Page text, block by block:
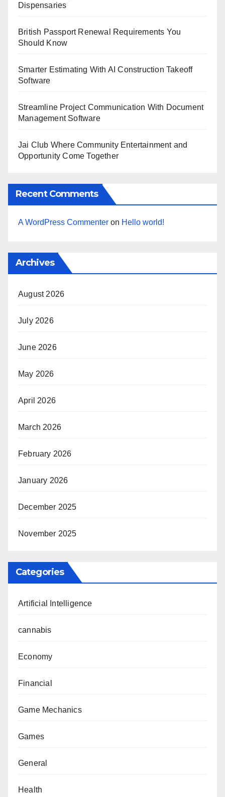
Dispensaries
British Passport Renewal Requirements You
Should Know
Smarter Estimating With AI Construction Takeoff
Software
Streamline Project Communication With Document
Management Software
Jai Club Where Community Entertainment and
Opportunity Come Together
Recent Comments
A WordPress Commenter on Hello world!
Archives
August 2026
July 2026
June 2026
May 2026
April 2026
March 2026
February 2026
January 2026
December 2025
November 2025
Categories
Artificial Intelligence
cannabis
Economy
Financial
Game Mechanics
Games
General
Health